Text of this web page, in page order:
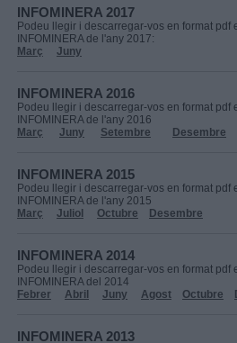
INFOMINERA 2017
Podeu llegir i descarregar-vos en format pdf
INFOMINERA de l'any 2017:
Març
Juny
INFOMINERA 2016
Podeu llegir i descarregar-vos en format pdf
INFOMINERA de l'any 2016
Març
Juny Setembre Desembre
INFOMINERA 2015
Podeu llegir i descarregar-vos en format pdf
INFOMINERA de l'any 2015
Març
Juliol Octubre Desembre
INFOMINERA 2014
Podeu llegir i descarregar-vos en format pdf
INFOMINERA del 2014
Febrer
Abril Juny Agost Octubre
INFOMINERA 2013